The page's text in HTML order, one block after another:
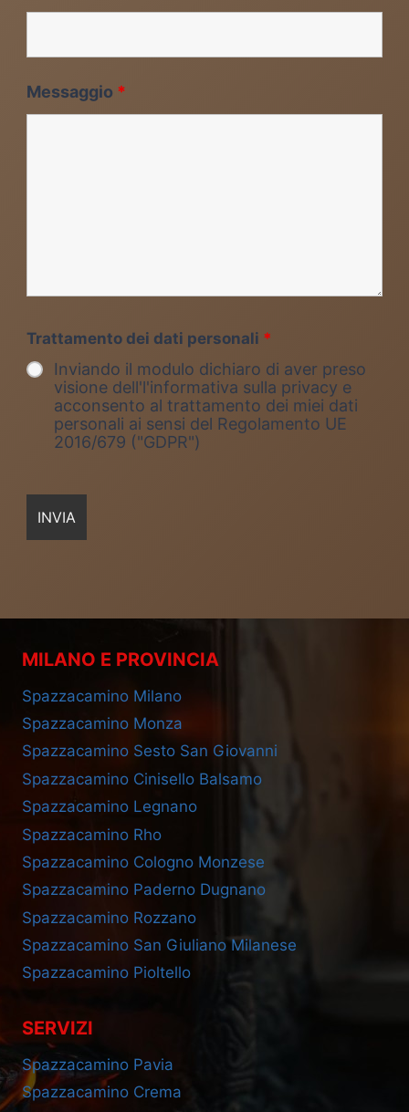
Messaggio *
Trattamento dei dati personali *
Inviando il modulo dichiaro di aver preso
visione dell'l'informativa sulla privacy e
acconsento al trattamento dei miei dati
personali ai sensi del Regolamento UE
2016/679 ("GDPR")
MILANO E PROVINCIA
Spazzacamino Milano
Spazzacamino Monza
Spazzacamino Sesto San Giovanni
Spazzacamino Cinisello Balsamo
Spazzacamino Legnano
Spazzacamino Rho
Spazzacamino Cologno Monzese
Spazzacamino Paderno Dugnano
Spazzacamino Rozzano
Spazzacamino San Giuliano Milanese
Spazzacamino Pioltello
SERVIZI
Spazzacamino Pavia
Spazzacamino Crema